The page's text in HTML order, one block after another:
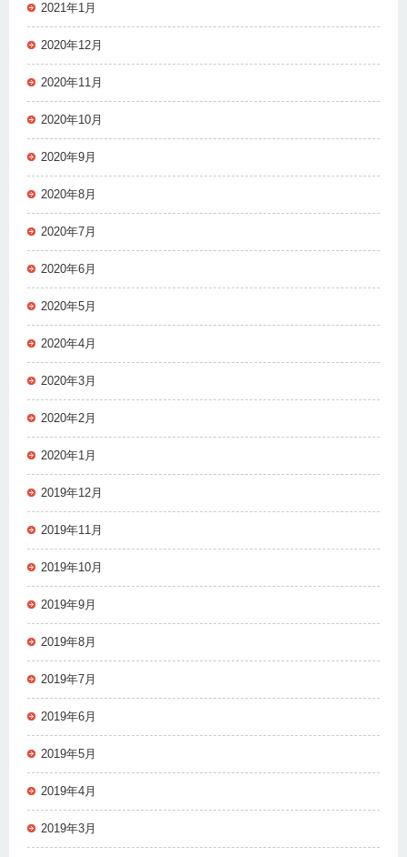
2021年1月
2020年12月
2020年11月
2020年10月
2020年9月
2020年8月
2020年7月
2020年6月
2020年5月
2020年4月
2020年3月
2020年2月
2020年1月
2019年12月
2019年11月
2019年10月
2019年9月
2019年8月
2019年7月
2019年6月
2019年5月
2019年4月
2019年3月